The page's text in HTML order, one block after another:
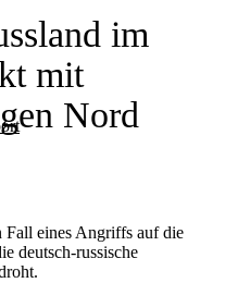
im
mit
Nord
Fall eines Angriffs auf die
deutsch-russische